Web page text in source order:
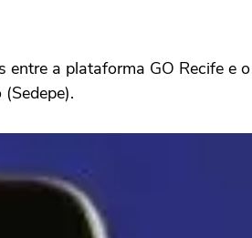
a plataforma GO Recife e